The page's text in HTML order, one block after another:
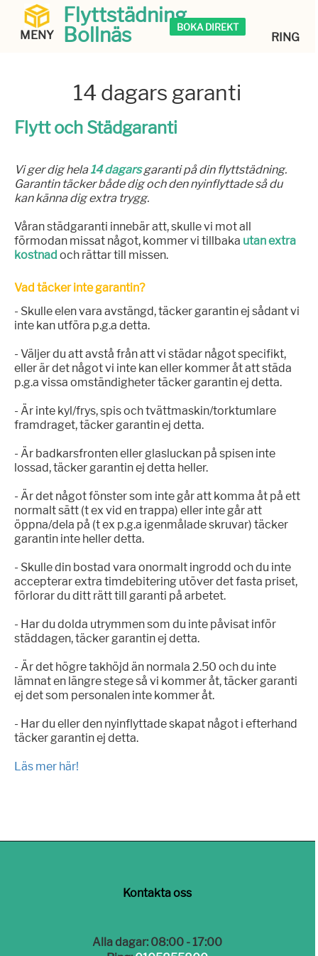
MENY
Flyttstädning
Bollnäs
BOKA DIREKT
RING
14 dagars garanti
Flytt och Städgaranti
Vi ger dig hela14 dagarsgaranti på din flyttstädning.
Garantin täcker både dig och den nyinflyttade så du
kan känna dig extra trygg.
Våran städgaranti innebär att, skulle vi mot all
förmodan missat något, kommer vi tillbaka utan extra
kostnad och rättar till missen.
Vad täcker inte garantin?
- Skulle elen vara avstängd, täcker garantin ej sådant vi
inte kan utföra p.g.a detta.
- Väljer du att avstå från att vi städar något specifikt,
eller är det något vi inte kan eller kommer åt att städa
p.g.a vissa omständigheter täcker garantin ej detta.
- Är inte kyl/frys, spis och tvättmaskin/torktumlare
framdraget, täcker garantin ej detta.
- Är badkarsfronten eller glasluckan på spisen inte
lossad, täcker garantin ej detta heller.
- Är det något fönster som inte går att komma åt på ett
normalt sätt (t ex vid en trappa) eller inte går att
öppna/dela på (t ex p.g.a igenmålade skruvar) täcker
garantin inte heller detta.
- Skulle din bostad vara onormalt ingrodd och du inte
accepterar extra timdebitering utöver det fasta priset,
förlorar du ditt rätt till garanti på arbetet.
- Har du dolda utrymmen som du inte påvisat inför
städdagen, täcker garantin ej detta.
- Är det högre takhöjd än normala 2.50 och du inte
lämnat en längre stege så vi kommer åt, täcker garanti
ej det som personalen inte kommer åt.
- Har du eller den nyinflyttade skapat något i efterhand
täcker garantin ej detta.
Läs mer här!
Kontakta oss
Alla dagar: 08:00 - 17:00